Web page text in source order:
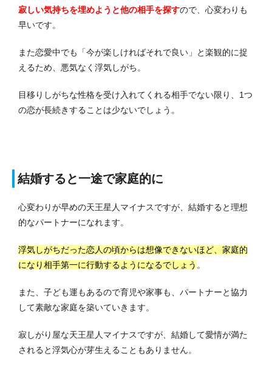
寂しい気持ちを埋めようと他の相手を探すので、心変わりも
早いです。
また恋愛中でも「今が楽しければそれで良い」と楽観的に捉
えるため、悪気なく浮気しがち。
目移りしがちな性格を受け入れてくれる相手でない限り、1つ
の恋が長続きすることは少ないでしょう。
結婚すると一途で家庭的に
心変わりが早めの天王星人マイナスですが、結婚すると理想
的なパートナーになれます。
浮気しがちだった恋人の頃からは想像できないほど、家庭的
になり相手第一に行動するようになるでしょう 。
また、子ども運もあるので育児や家事も、パートナーと協力
して素敵な家庭を築いていきます。
寂しがり屋な天王星人マイナスですが、結婚して愛情が満た
されると浮気心が芽生えることもありません。